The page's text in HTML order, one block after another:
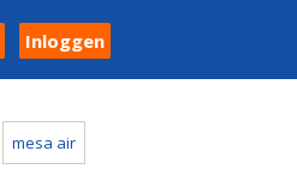
Inloggen
mesa air